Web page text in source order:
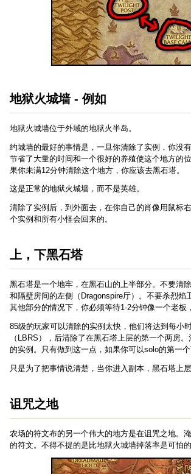
地狱火城墙 - 例如
地狱火城墙位于外域的地狱火半岛。
约城墙的最好的事情是，一旦你清除了实例，你没
节省了大量的时间和一个很好的养殖使这个地方的
果你未满12分钟清除这个地方，你应该去黑石塔。
这是正常的地狱火城墙，而不是英雄。
清除了实例后，到外面去，在你自己的肖像用鼠标
个实例和所有小怪会回来的。
上，下黑石塔
黑石塔是一个地牢，在黑石山的上半部分。不要清
和隔壁房间的左侧（Dragonspire厅）。不要杀烈
其他部分的情况下，你必须等待1-2分钟像一个老板
85级的玩家可以清除的实例太快，他们将达到每小
（LBRS），后清除了在黑石塔上层的第一个两房
的实例。只有做到这一点，如果你可以solo的第一个
只是为了把事情说清楚，当你进入副本，黑石塔上
诅咒之地
农场的符文布的另一个伟大的地方是在诅咒之地。
的符文。不得不提的是比地狱火城墙掉落率是可怕